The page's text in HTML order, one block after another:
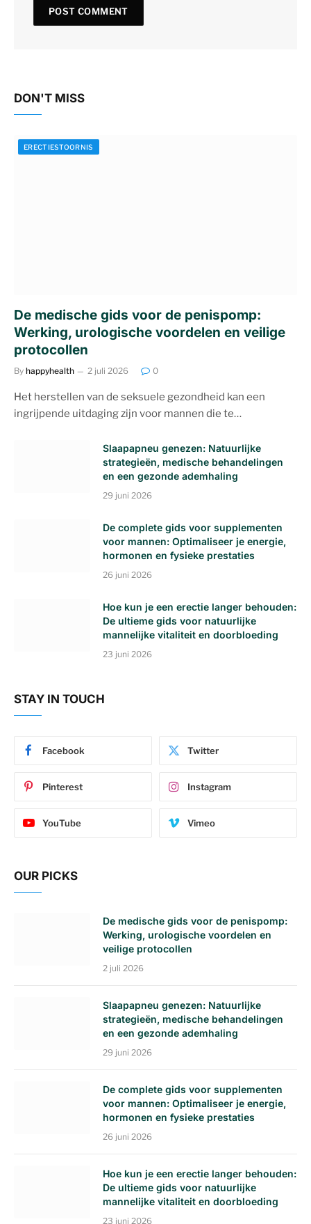
DON'T MISS
ERECTIESTOORNIS
De medische gids voor de penispomp:
Werking, urologische voordelen en veilige
protocollen
By happyhealth 2 juli 2026 0
Het herstellen van de seksuele gezondheid kan een
ingrijpende uitdaging zijn voor mannen die te…
Slaapapneu genezen: Natuurlijke
strategieën, medische behandelingen
en een gezonde ademhaling
29 juni 2026
De complete gids voor supplementen
voor mannen: Optimaliseer je energie,
hormonen en fysieke prestaties
26 juni 2026
Hoe kun je een erectie langer behouden:
De ultieme gids voor natuurlijke
mannelijke vitaliteit en doorbloeding
23 juni 2026
STAY IN TOUCH
Facebook Twitter
Pinterest Instagram
YouTube Vimeo
OUR PICKS
De medische gids voor de penispomp:
Werking, urologische voordelen en
veilige protocollen
2 juli 2026
Slaapapneu genezen: Natuurlijke
strategieën, medische behandelingen
en een gezonde ademhaling
29 juni 2026
De complete gids voor supplementen
voor mannen: Optimaliseer je energie,
hormonen en fysieke prestaties
26 juni 2026
Hoe kun je een erectie langer behouden:
De ultieme gids voor natuurlijke
mannelijke vitaliteit en doorbloeding
23 juni 2026